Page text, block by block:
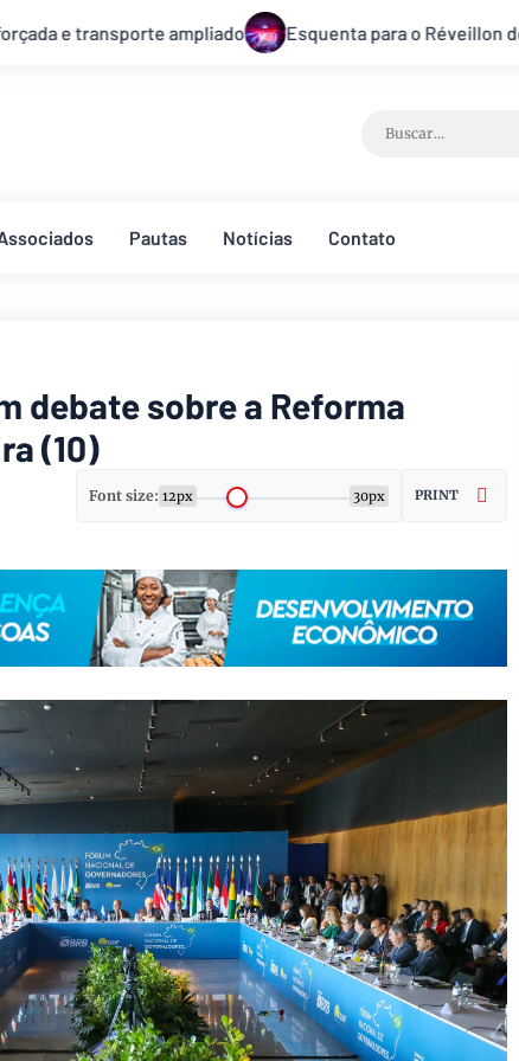
para o Réveillon de Brasília começa nesta segunda-feira
Pautas Notícias Contato
debate sobre a Reforma
(10)
Font size: 12px 30px PRINT